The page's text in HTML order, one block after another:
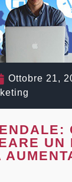
Ottobre 21,
UN